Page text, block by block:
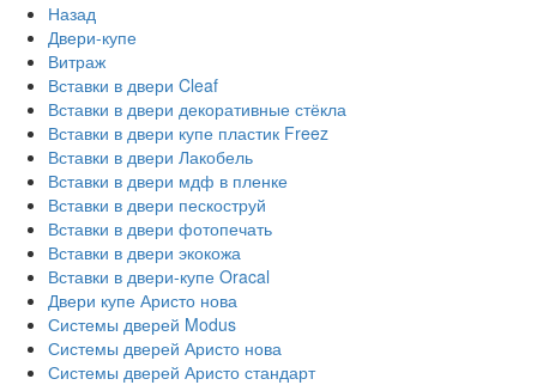
Назад
Двери-купе
Витраж
Вставки в двери Cleaf
Вставки в двери декоративные стёкла
Вставки в двери купе пластик Freez
Вставки в двери Лакобель
Вставки в двери мдф в пленке
Вставки в двери пескоструй
Вставки в двери фотопечать
Вставки в двери экокожа
Вставки в двери-купе Oracal
Двери купе Аристо нова
Системы дверей Modus
Системы дверей Аристо нова
Системы дверей Аристо стандарт